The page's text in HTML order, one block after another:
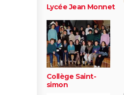
Lycée Jean Monnet
Collège Saint-
simon